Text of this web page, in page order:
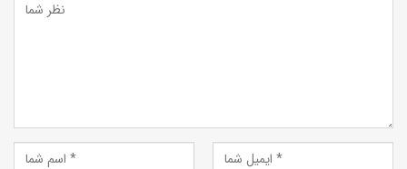
اسفندآباد است. کویر ابرکوه در فاصله کمی در شرق این دو روستا واقع
شده است.